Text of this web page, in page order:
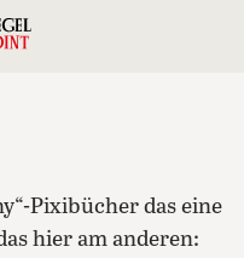
Pixibücher das eine
hier am anderen: